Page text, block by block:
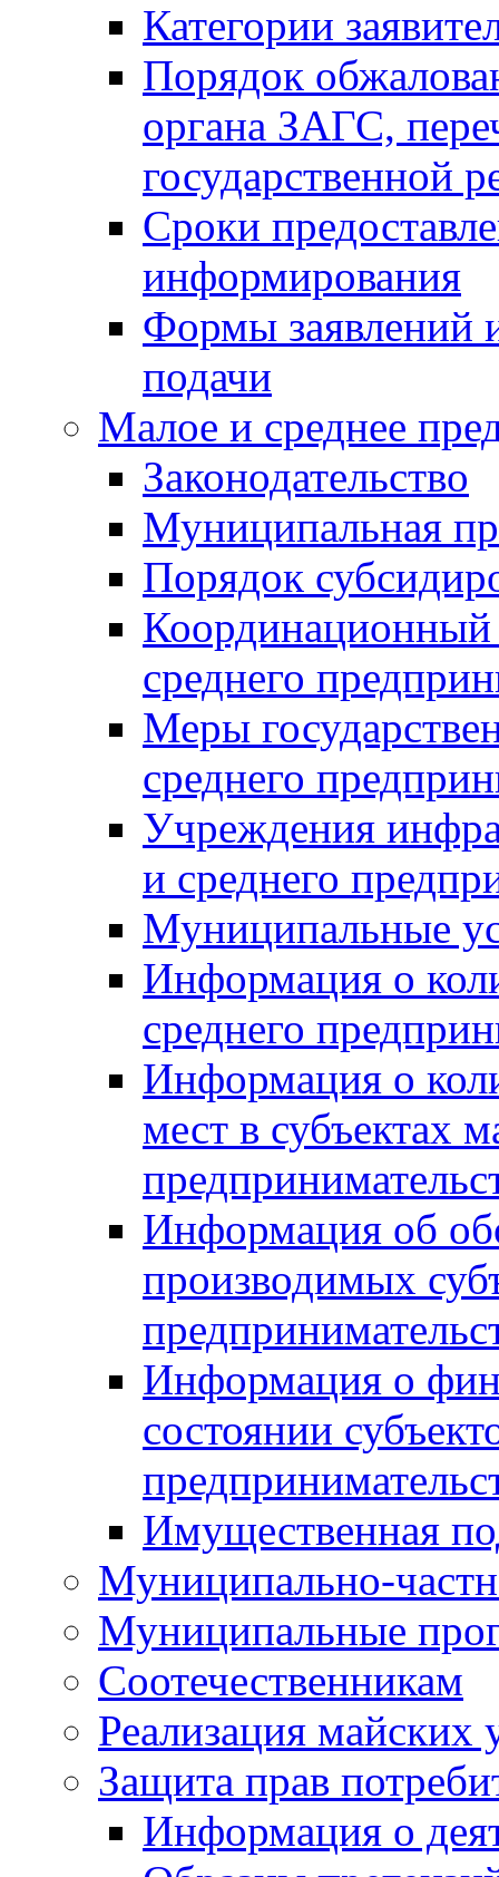
Категории
Порядок
органа ЗАГС,
государственной
Сроки
информирования
Формы заявлений
подачи
Малое и среднее
Законодательство
Муниципальная
Порядок
Координационный
среднего
Меры
среднего
Учреждения
и среднего
Муниципальные
Информация о
среднего
Информация о
мест в субъектах
Информация об
производимых
Информация о
состоянии
Имущественная
Муниципально-
Муниципальные
Соотечественникам
Реализация майских
Защита прав
Информация о